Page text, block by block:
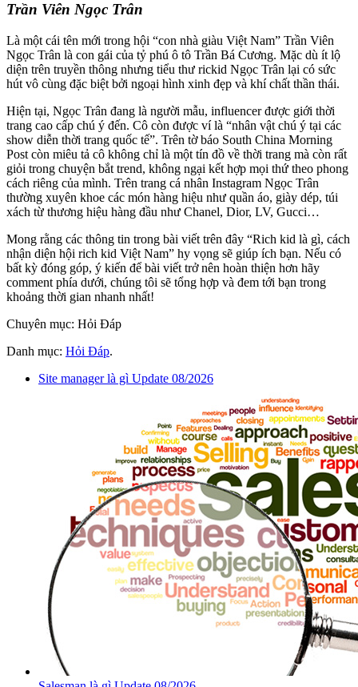
Trần Viên Ngọc Trân
Là một cái tên mới trong hội “con nhà giàu Việt Nam” Trần Viên
Ngọc Trân là con gái của tỷ phú ô tô Trần Bá Cương. Mặc dù ít lộ
diện trên truyền thông nhưng tiểu thư rickid Ngọc Trân lại có sức
hút vô cùng đặc biệt bởi ngoại hình xinh đẹp và khí chất thần thái.
Hiện tại, Ngọc Trân đang là người mẫu, influencer được giới thời
trang cao cấp chú ý đến. Cô còn được ví là “nhân vật chú ý tại các
show diễn thời trang quốc tế”. Trên tờ báo South China Morning
Post còn miêu tả cô không chỉ là một tín đồ về thời trang mà còn rất
giỏi trong chuyện bắt trend, không ngại kết hợp mọi thứ theo phong
cách riêng của mình. Trên trang cá nhân Instagram Ngọc Trân
thường xuyên khoe các món hàng hiệu như quần áo, giày dép, túi
xách từ thương hiệu hàng đầu như Chanel, Dior, LV, Gucci…
Mong rằng các thông tin trong bài viết trên đây “Rich kid là gì, cách
nhận diện hội rich kid Việt Nam” hy vọng sẽ giúp ích bạn. Nếu có
bất kỳ đóng góp, ý kiến để bài viết trở nên hoàn thiện hơn hãy
comment phía dưới, chúng tôi sẽ tổng hợp và đem tới bạn trong
khoảng thời gian nhanh nhất!
Chuyên mục: Hỏi Đáp
Danh mục: Hỏi Đáp.
Site manager là gì Update 08/2026